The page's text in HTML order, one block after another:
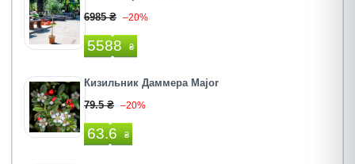
6985 ₴ –20%
5588 ₴
Кизильник Даммера Major
79.5 ₴ –20%
63.6 ₴